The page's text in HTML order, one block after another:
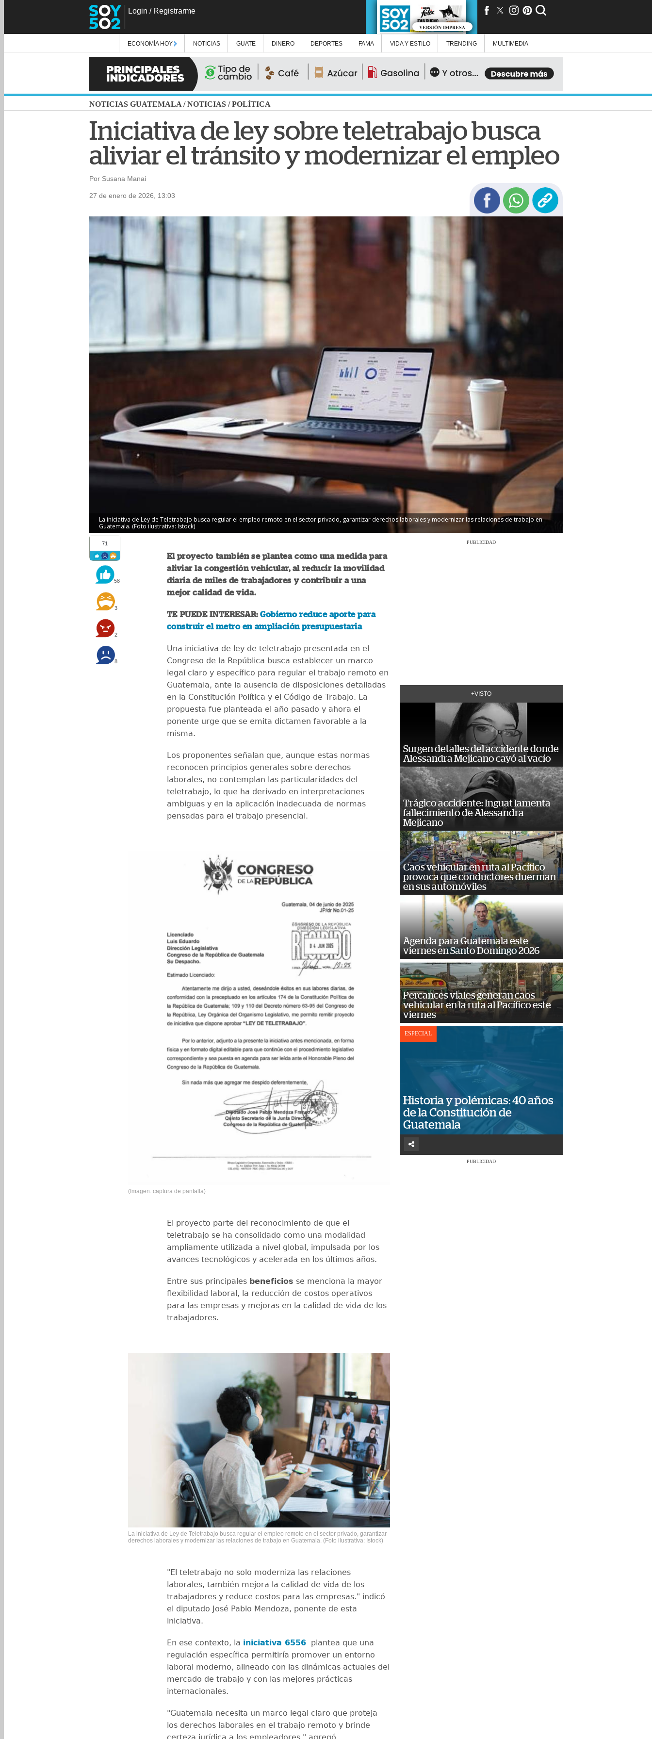
Login / Registrarme
VERSIÓN IMPRESA
ECONOMÍA HOY NOTICIAS GUATE DINERO DEPORTES FAMA VIDA Y ESTILO TRENDING MULTIMEDIA
NOTICIAS GUATEMALA /NOTICIAS /POLÍTICA
Iniciativa de ley sobre teletrabajo busca
aliviar el tránsito y modernizar el empleo
Por Susana Manai
27 de enero de 2026, 13:03
La iniciativa de Ley de Teletrabajo busca regular el empleo remoto en el sector privado, garantizar derechos laborales y modernizar las relaciones de trabajo en
Guatemala. (Foto ilustrativa: Istock)
71
58
3
2
8
El proyecto también se plantea como una medida para
aliviar la congestión vehicular, al reducir la movilidad
diaria de miles de trabajadores y contribuir a una
mejor calidad de vida.
TE PUEDE INTERESAR:Gobierno reduce aporte para
construir el metro en ampliación presupuestaria
Una iniciativa de ley de teletrabajo presentada en el
Congreso de la República busca establecer un marco
legal claro y específico para regular el trabajo remoto en
Guatemala, ante la ausencia de disposiciones detalladas
en la Constitución Política y el Código de Trabajo. La
propuesta fue planteada el año pasado y ahora el
ponente urge que se emita dictamen favorable a la
misma.
Los proponentes señalan que, aunque estas normas
reconocen principios generales sobre derechos
laborales, no contemplan las particularidades del
teletrabajo, lo que ha derivado en interpretaciones
ambiguas y en la aplicación inadecuada de normas
pensadas para el trabajo presencial.
(Imagen: captura de pantalla)
El proyecto parte del reconocimiento de que el
teletrabajo se ha consolidado como una modalidad
ampliamente utilizada a nivel global, impulsada por los
avances tecnológicos y acelerada en los últimos años.
Entre sus principales beneficios se menciona la mayor
flexibilidad laboral, la reducción de costos operativos
para las empresas y mejoras en la calidad de vida de los
trabajadores.
La iniciativa de Ley de Teletrabajo busca regular el empleo remoto en el sector privado, garantizar
derechos laborales y modernizar las relaciones de trabajo en Guatemala. (Foto ilustrativa: Istock)
"El teletrabajo no solo moderniza las relaciones
laborales, también mejora la calidad de vida de los
trabajadores y reduce costos para las empresas." indicó
el diputado José Pablo Mendoza, ponente de esta
iniciativa.
En ese contexto, la iniciativa 6556 plantea que una
regulación específica permitiría promover un entorno
laboral moderno, alineado con las dinámicas actuales del
mercado de trabajo y con las mejores prácticas
internacionales.
"Guatemala necesita un marco legal claro que proteja
los derechos laborales en el trabajo remoto y brinde
certeza jurídica a los empleadores." agregó.
PUBLICIDAD
+VISTO
Surgen detalles del accidente donde
Alessandra Mejicano cayó al vacío
Trágico accidente: Inguat lamenta
fallecimiento de Alessandra
Mejicano
Caos vehicular en ruta al Pacífico
provoca que conductores duerman
en sus automóviles
Agenda para Guatemala este
viernes en Santo Domingo 2026
Percances viales generan caos
vehicular en la ruta al Pacífico este
viernes
ESPECIAL
Historia y polémicas: 40 años
de la Constitución de
Guatemala
PUBLICIDAD